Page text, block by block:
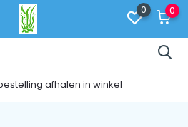
0 0
afhalen in winkel